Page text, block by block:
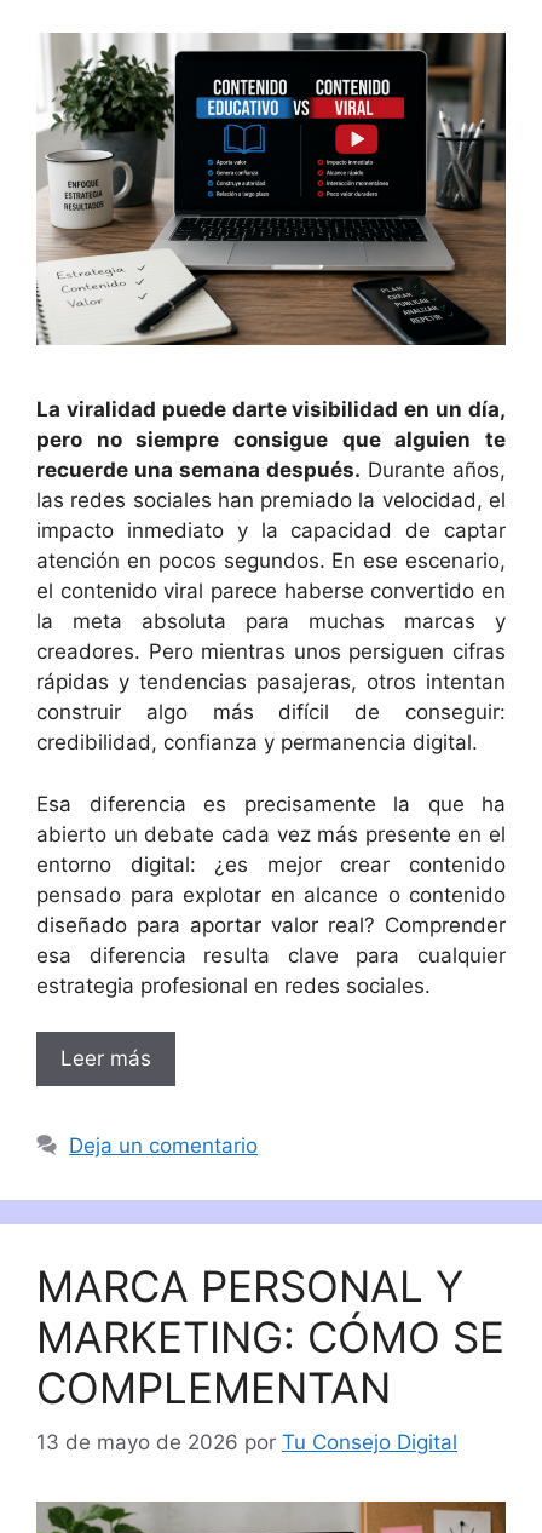
La viralidad puede darte visibilidad en un día,
pero no siempre consigue que alguien te
recuerde una semana después. Durante años,
las redes sociales han premiado la velocidad, el
impacto inmediato y la capacidad de captar
atención en pocos segundos. En ese escenario,
el contenido viral parece haberse convertido en
la meta absoluta para muchas marcas y
creadores. Pero mientras unos persiguen cifras
rápidas y tendencias pasajeras, otros intentan
construir algo más difícil de conseguir:
credibilidad, confianza y permanencia digital.
Esa diferencia es precisamente la que ha
abierto un debate cada vez más presente en el
entorno digital: ¿es mejor crear contenido
pensado para explotar en alcance o contenido
diseñado para aportar valor real? Comprender
esa diferencia resulta clave para cualquier
estrategia profesional en redes sociales.
Leer más
Deja un comentario
MARCA PERSONAL Y
MARKETING: CÓMO SE
COMPLEMENTAN
13 de mayo de 2026 por Tu Consejo Digital